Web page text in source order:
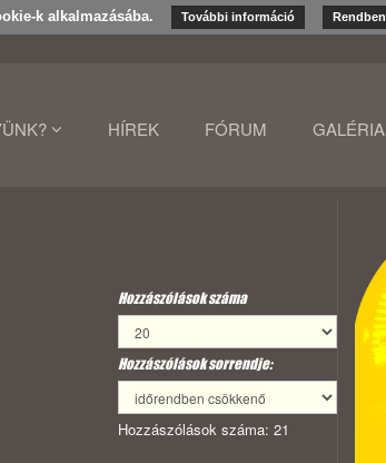
k alkalmazásába. További információ Rendben
HÍREK FÓRUM GALÉRIA
Hozzászólások száma
Hozzászólások sorrendje:
Hozzászólások száma: 21